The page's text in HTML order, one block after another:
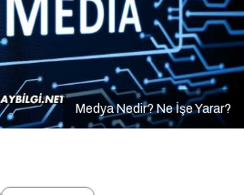
Medya Nedir? Ne İşe Yarar?